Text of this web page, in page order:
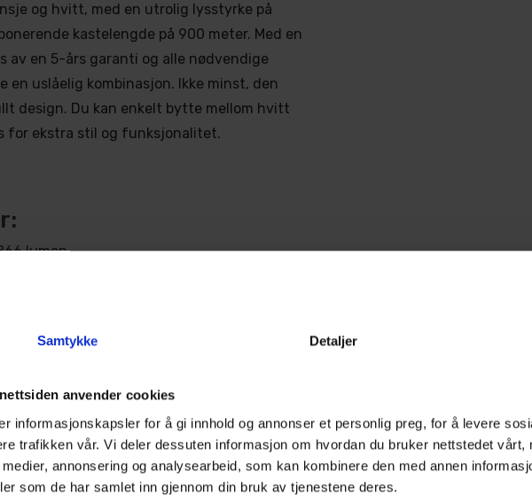
Samtykke Detaljer
anvender cookies
informasjonskapsler for å gi innhold og annonser et personlig preg, for å levere
trafikken vår. Vi deler dessuten informasjon om hvordan du bruker nettstedet vårt,
annonsering og analysearbeid, som kan kombinere den med annen
som de har samlet inn gjennom din bruk av tjenestene deres.
og hvitt, med en utrolig lysstyrke på
kastelengde på 900 meter. Med en
av en 5-års garanti og alle nødvendige
en uslåelig kombinasjon. Ikke minst, den
design. Du kan enkelt bytte mellom hvitt
for ekstra stil og funksjonalitet.
lumen
eller hvitt
referansetall 37.5
lysstyrken
og boost-modus på relesettet
for optimal